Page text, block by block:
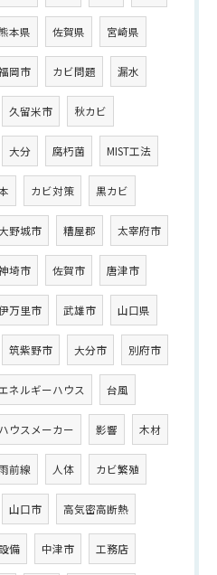
本県 佐賀県 宮崎県
岡市 カビ問題 漏水
久留米市 秋カビ
大分 腐朽菌 MIST工法
カビ対策 黒カビ
野城市 糟屋郡 太宰府市
埼市 佐賀市 唐津市
万里市 武雄市 山口県
筑紫野市 大分市 別府市
ネルギーハウス 台風
ハウスメーカー 影響 木材
前線 人体 カビ繁殖
山口市 高気密高断熱
備 中津市 工務店